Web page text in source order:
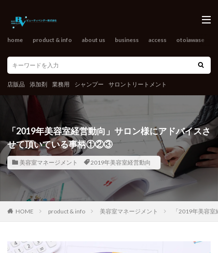
home product & info about us business access otoiawase
店販品 添加剤 業務用 シャンプー サロントリートメント
「2019年美容室経営動向」サロン様にアドバイスさ
せて頂いている事柄①②③
美容室マネージメント 2019年美容室経営動向
HOME product & info 美容室マネージメント 「2019年美容